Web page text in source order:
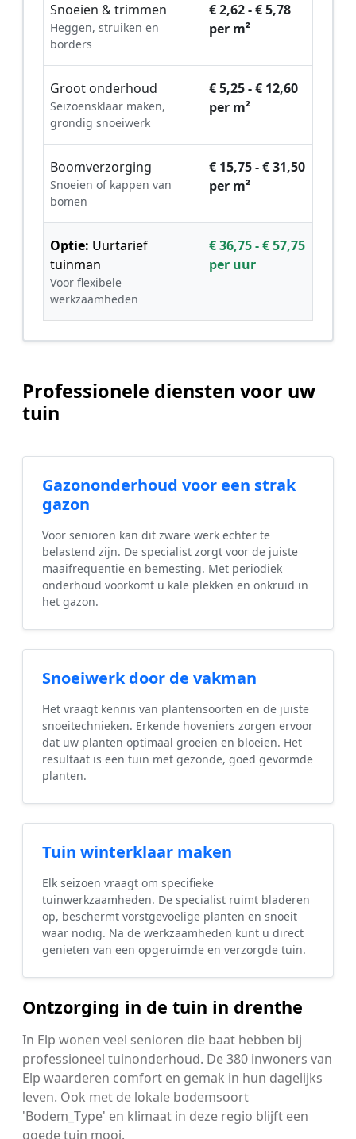
Snoeien & trimmen
Heggen, struiken en
borders
€ 2,62 - € 5,78
per m²
Groot onderhoud
Seizoensklaar maken,
grondig snoeiwerk
€ 5,25 - € 12,60
per m²
Boomverzorging
Snoeien of kappen van
bomen
€ 15,75 - € 31,50
per m²
Optie: Uurtarief
tuinman
Voor flexibele
werkzaamheden
€ 36,75 - € 57,75
per uur
Professionele diensten voor uw
tuin
Gazononderhoud voor een strak
gazon
Voor senioren kan dit zware werk echter te
belastend zijn. De specialist zorgt voor de juiste
maaifrequentie en bemesting. Met periodiek
onderhoud voorkomt u kale plekken en onkruid in
het gazon.
Snoeiwerk door de vakman
Het vraagt kennis van plantensoorten en de juiste
snoeitechnieken. Erkende hoveniers zorgen ervoor
dat uw planten optimaal groeien en bloeien. Het
resultaat is een tuin met gezonde, goed gevormde
planten.
Tuin winterklaar maken
Elk seizoen vraagt om specifieke
tuinwerkzaamheden. De specialist ruimt bladeren
op, beschermt vorstgevoelige planten en snoeit
waar nodig. Na de werkzaamheden kunt u direct
genieten van een opgeruimde en verzorgde tuin.
Ontzorging in de tuin in drenthe
In Elp wonen veel senioren die baat hebben bij
professioneel tuinonderhoud. De 380 inwoners van
Elp waarderen comfort en gemak in hun dagelijks
leven. Ook met de lokale bodemsoort
'Bodem_Type' en klimaat in deze regio blijft een
goede tuin mooi.